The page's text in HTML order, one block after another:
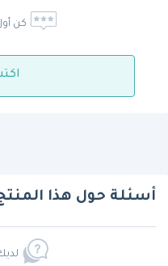
كن
أسئلة حول هذا